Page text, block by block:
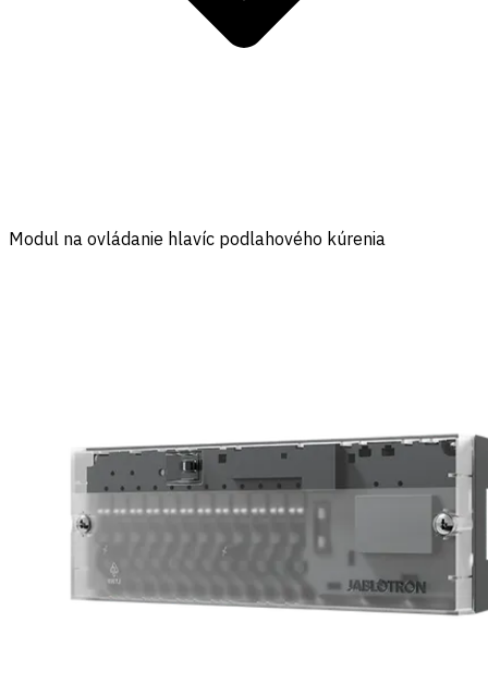
Modul na ovládanie hlavíc podlahového kúrenia